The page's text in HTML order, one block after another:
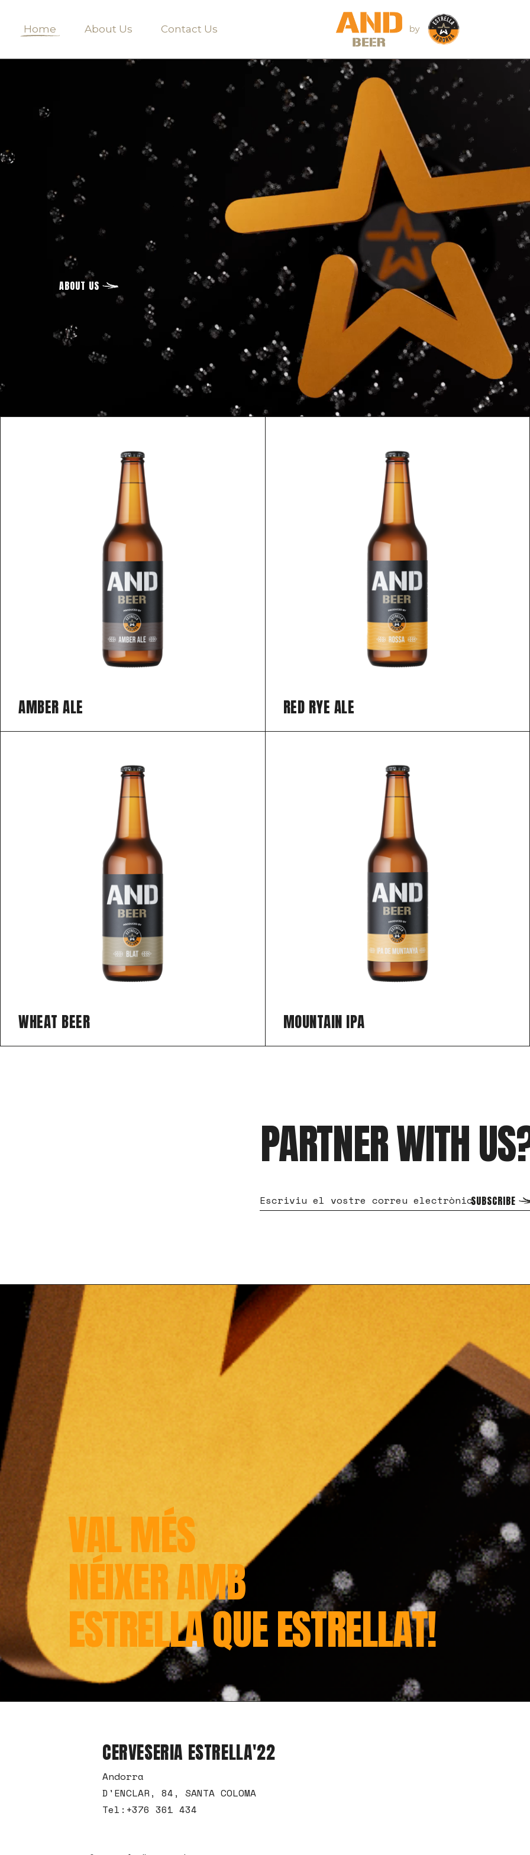
Home About Us Contact Us
ABOUT US
AMBER ALE RED RYE ALE
WHEAT BEER MOUNTAIN IPA
PARTNER WITH
SUBSCRIBE
VAL MÉS
NÉIXER AMB
ESTRELLA QUE ESTRELLAT!
CERVESERIA ESTRELLA'22
Andorra
D'ENCLAR, 84, SANTA COLOMA
Tel: +376 361 434